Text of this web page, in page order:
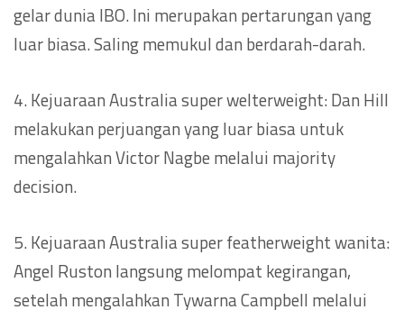
gelar dunia IBO. Ini merupakan pertarungan yang
luar biasa. Saling memukul dan berdarah-darah.
4. Kejuaraan Australia super welterweight: Dan Hill
melakukan perjuangan yang luar biasa untuk
mengalahkan Victor Nagbe melalui majority
decision.
5. Kejuaraan Australia super featherweight wanita:
Angel Ruston langsung melompat kegirangan,
setelah mengalahkan Tywarna Campbell melalui